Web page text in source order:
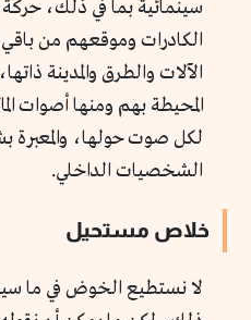
سينمائية بما في ذلك، حركة
الكادرات وموقعهم من باقي
الآلات والطرق والمدينة
المحيطة بهم ومنها أصوات
لكل صوت حولها، والمعبرة
الشخصيات الداخلي.
خلاص مستحيل
لا نستطيع الخوض في ما